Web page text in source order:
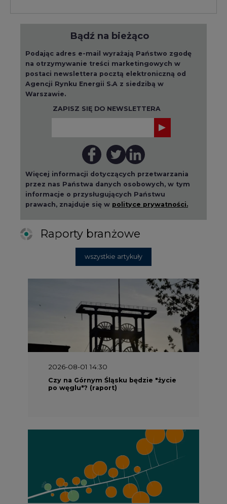
Bądź na bieżąco
Podając adres e-mail wyrażają Państwo zgodę
na otrzymywanie treści marketingowych w
postaci newslettera pocztą elektroniczną od
Agencji Rynku Energii S.A z siedzibą w
Warszawie.
ZAPISZ SIĘ DO NEWSLETTERA
Więcej informacji dotyczących przetwarzania
przez nas Państwa danych osobowych, w tym
informacje o przysługujących Państwu
prawach, znajduje się w polityce prywatności.
Raporty branżowe
wszystkie artykuły
2026-08-01 14:30
Czy na Górnym Śląsku będzie "życie
po węglu"? (raport)